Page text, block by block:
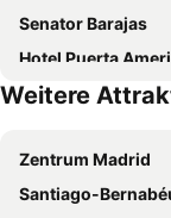
Senator Barajas
Hotel Puerta
Eurostars Madrid
Ibis Styles Madrid City
Hotel Europa
Weitere
Zentrum Madrid
Santiago-